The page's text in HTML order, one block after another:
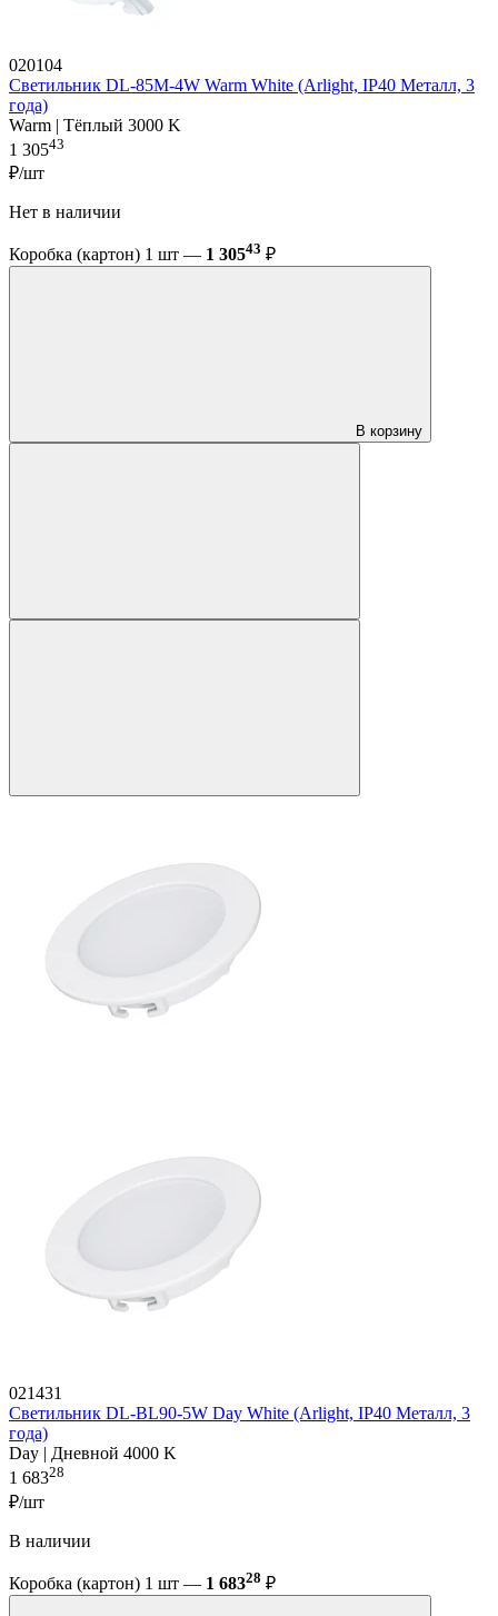
020104
Светильник DL-85M-4W Warm White (Arlight, IP40 Металл, 3
года)
Warm | Тёплый 3000 K
1 30543
₽/шт
Нет в наличии
Коробка (картон) 1 шт — 1 30543 ₽
В корзину
021431
Светильник DL-BL90-5W Day White (Arlight, IP40 Металл, 3
года)
Day | Дневной 4000 K
1 68328
₽/шт
В наличии
Коробка (картон) 1 шт — 1 68328 ₽